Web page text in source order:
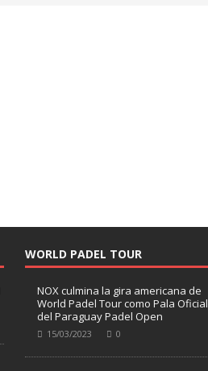
WORLD PADEL TOUR
NOX culmina la gira americana de
World Padel Tour como Pala Oficial
del Paraguay Padel Open
15/03/2023 0